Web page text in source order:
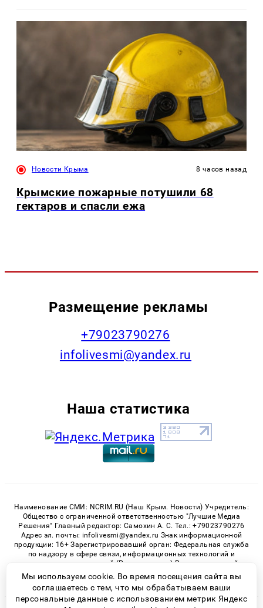
Новости Крыма 8 часов назад
Крымские пожарные потушили 68
гектаров и спасли ежа
Размещение рекламы
+79023790276
infolivesmi@yandex.ru
Наша статистика
Наименование СМИ: NCRIM.RU (Наш Крым. Новости) Учредитель:
Общество с ограниченной ответственностью "Лучшие Медиа
Решения" Главный редактор: Самохин А. С. Тел.: +79023790276
Адрес эл. почты: infolivesmi@yandex.ru Знак информационной
продукции: 16+ Зарегистрировавший орган: Федеральная служба
по надзору в сфере связи, информационных технологий и
массовых коммуникаций (Роскомнадзор) Регистрационный
номер СМИ ЭЛ № ФС 77 - 81150 от 02.06.2021
Мы используем cookie. Во время посещения сайта вы
соглашаетесь с тем, что мы обрабатываем ваши
персональные данные с использованием метрик Яндекс